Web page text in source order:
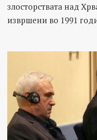
злосторствата над
извршени во 1991